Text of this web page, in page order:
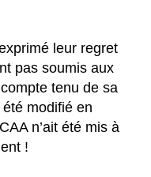
leur regret
pas soumis aux
tenu de sa
modifié en
n’ait été mis à
!